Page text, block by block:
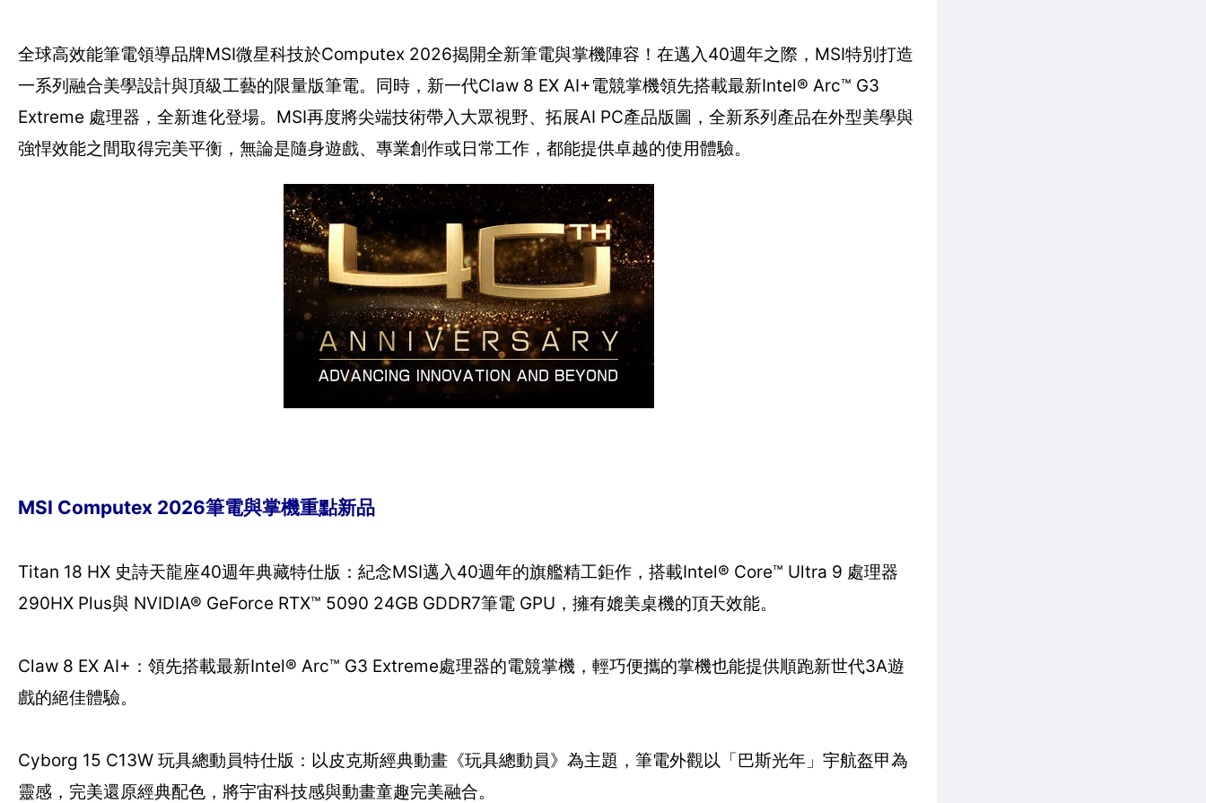
全球高效能筆電領導品牌MSI微星科技於Computex 2026揭開全新筆電與掌機陣容！在邁入40週年之際，MSI特別打造
一系列融合美學設計與頂級工藝的限量版筆電。同時，新一代Claw 8 EX AI+電競掌機領先搭載最新Intel® Arc™ G3
Extreme 處理器，全新進化登場。MSI再度將尖端技術帶入大眾視野、拓展AI PC產品版圖，全新系列產品在外型美學與
強悍效能之間取得完美平衡，無論是隨身遊戲、專業創作或日常工作，都能提供卓越的使用體驗。
MSI Computex 2026筆電與掌機重點新品
Titan 18 HX 史詩天龍座40週年典藏特仕版：紀念MSI邁入40週年的旗艦精工鉅作，搭載Intel® Core™ Ultra 9 處理器
290HX Plus與 NVIDIA® GeForce RTX™ 5090 24GB GDDR7筆電 GPU，擁有媲美桌機的頂天效能。
Claw 8 EX AI+：領先搭載最新Intel® Arc™ G3 Extreme處理器的電競掌機，輕巧便攜的掌機也能提供順跑新世代3A遊
戲的絕佳體驗。
Cyborg 15 C13W 玩具總動員特仕版：以皮克斯經典動畫《玩具總動員》為主題，筆電外觀以「巴斯光年」宇航盔甲為
靈感，完美還原經典配色，將宇宙科技感與動畫童趣完美融合。